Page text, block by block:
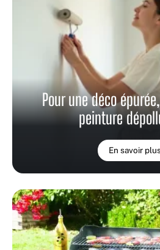
Pour une déco
peinture
En savoir